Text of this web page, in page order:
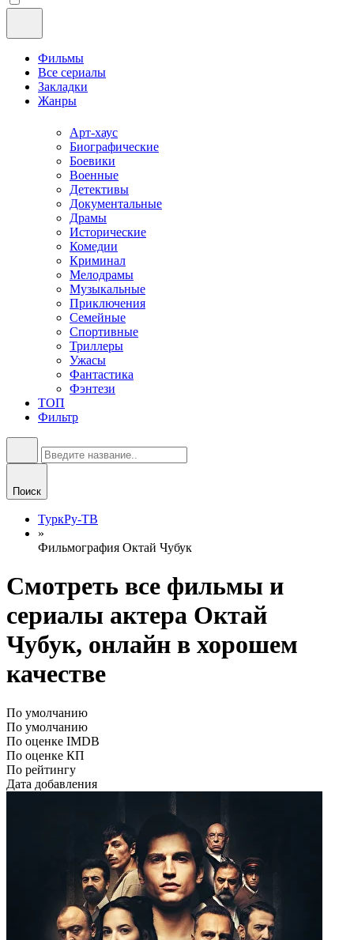
Фильмы
Все сериалы
Закладки
Жанры
Арт-хаус
Биографические
Боевики
Военные
Детективы
Документальные
Драмы
Исторические
Комедии
Криминал
Мелодрамы
Музыкальные
Приключения
Семейные
Спортивные
Триллеры
Ужасы
Фантастика
Фэнтези
ТОП
Фильтр
Поиск
ТуркРу-ТВ
»
Фильмография Октай Чубук
Смотреть все фильмы и
сериалы актера Октай
Чубук, онлайн в хорошем
качестве
По умолчанию
По умолчанию
По оценке IMDB
По оценке КП
По рейтингу
Дата добавления